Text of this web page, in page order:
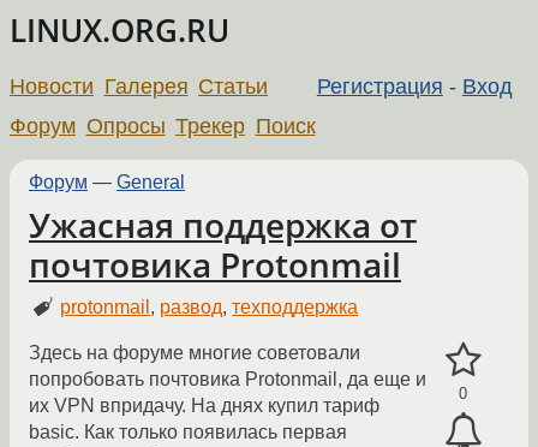
LINUX.ORG.RU
Регистрация - Вход
Новости Галерея Статьи
Форум Опросы Трекер Поиск
Форум — General
Ужасная поддержка от
почтовика Protonmail
protonmail , развод,техподдержка
0
Здесь на форуме многие советовали
попробовать почтовика Protonmail, да еще и
их VPN впридачу. На днях купил тариф
basic. Как только появилась первая